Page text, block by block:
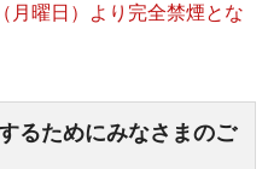
月曜日）より完全禁煙とな
るためにみなさまのご